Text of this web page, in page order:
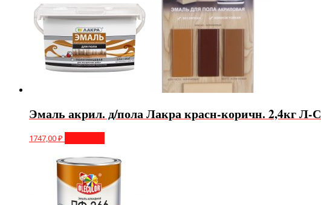
Эмаль акрил. д/пола Лакра красн-коричн. 2,4кг Л-С
1747,00₽